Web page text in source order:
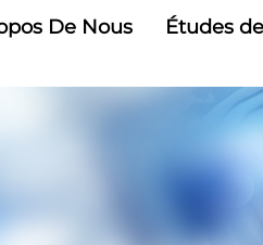
De Nous Études